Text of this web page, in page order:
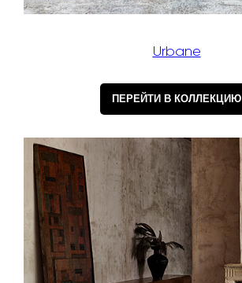
Urbane
ПЕРЕЙТИ В КОЛЛЕКЦИЮ